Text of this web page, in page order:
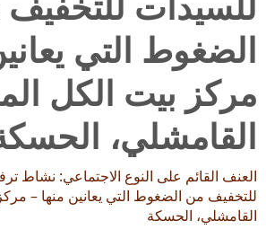
الضغوط التي
مركز بيت الكل
القامشلي،
العنف القائم على النوع الاجتماعي: نشاط
للتخفيف من الضغوط التي يعانين منها –
القامشلي، الحسكة